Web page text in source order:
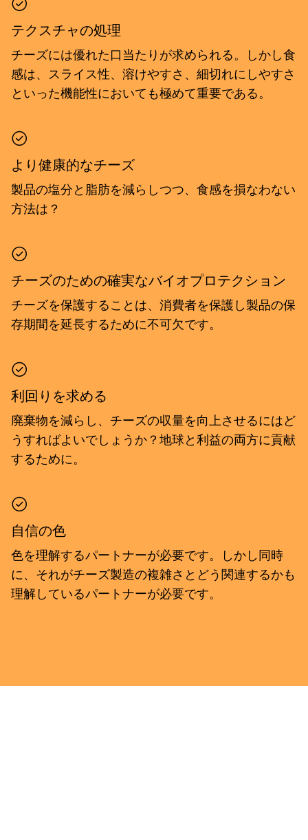
テクスチャの処理
チーズには優れた口当たりが求められる。しかし食
感は、スライス性、溶けやすさ、細切れにしやすさ
といった機能性においても極めて重要である。
より健康的なチーズ
製品の塩分と脂肪を減らしつつ、食感を損なわない
方法は？
チーズのための確実なバイオプロテクション
チーズを保護することは、消費者を保護し製品の保
存期間を延長するために不可欠です。
利回りを求める
廃棄物を減らし、チーズの収量を向上させるにはど
うすればよいでしょうか？地球と利益の両方に貢献
するために。
自信の色
色を理解するパートナーが必要です。しかし同時
に、それがチーズ製造の複雑さとどう関連するかも
理解しているパートナーが必要です。